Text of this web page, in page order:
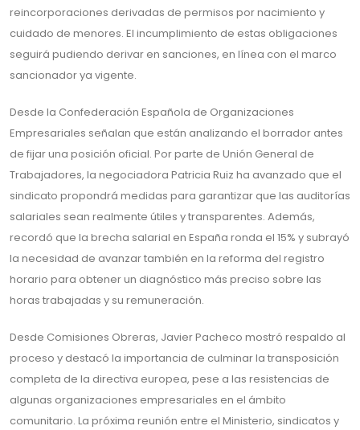
reincorporaciones derivadas de permisos por nacimiento y
cuidado de menores. El incumplimiento de estas obligaciones
seguirá pudiendo derivar en sanciones, en línea con el marco
sancionador ya vigente.
Desde la Confederación Española de Organizaciones
Empresariales señalan que están analizando el borrador antes
de fijar una posición oficial. Por parte de Unión General de
Trabajadores, la negociadora Patricia Ruiz ha avanzado que el
sindicato propondrá medidas para garantizar que las auditorías
salariales sean realmente útiles y transparentes. Además,
recordó que la brecha salarial en España ronda el 15% y subrayó
la necesidad de avanzar también en la reforma del registro
horario para obtener un diagnóstico más preciso sobre las
horas trabajadas y su remuneración.
Desde Comisiones Obreras, Javier Pacheco mostró respaldo al
proceso y destacó la importancia de culminar la transposición
completa de la directiva europea, pese a las resistencias de
algunas organizaciones empresariales en el ámbito
comunitario. La próxima reunión entre el Ministerio, sindicatos y